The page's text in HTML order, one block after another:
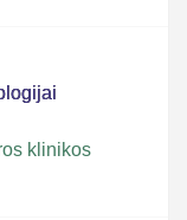
klinikos